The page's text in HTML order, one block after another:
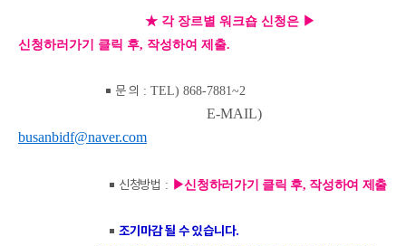
★ 각 장르별 워크숍 신청은 ▶
신청하러가기 클릭 후, 작성하여 제출.
￭ 문 의 : TEL) 868-7881~2
E-MAIL)
busanbidf@naver.com
￭ 신청방법 : ▶신청하러가기 클릭 후, 작성하여 제출
￭ 조기마감 될 수 있습니다.